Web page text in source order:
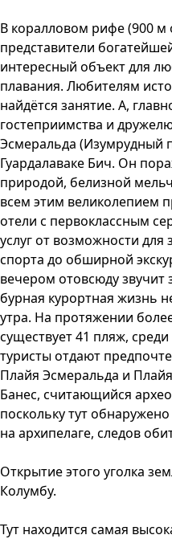
В коралловом рифе (900 м
представители
интересный объект для
плавания. Любителям
найдётся занятие. А,
гостеприимства и
Эсмеральда (Изумрудный
Гуардалаваке Бич. Он
природой, белизной
всем этим великолепием
отели с первоклассным
услуг от возможности
спорта до обширной
вечером отовсюду звучит
бурная курортная жизнь
утра. На протяжении
существует 41 пляж,
туристы отдают
Плайя Эсмеральда и
Банес, считающийся
поскольку тут
на архипелаге, следов
Открытие этого уголка
Колумбу.
Тут находится самая